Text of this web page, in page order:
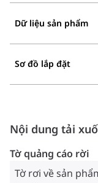
Dữ liệu sản phẩm
Sơ đồ lắp đặt
Nội dung tải
Tờ quảng cáo rời
Tờ rơi về sản